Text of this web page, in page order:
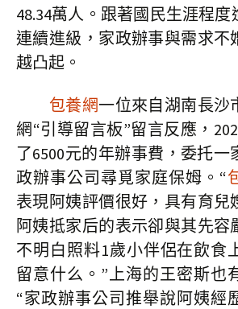
48.34萬人。跟著國民生涯程
連續進級，家政辦事與需求不
越凸起。
包養網一位來自湖南長沙
網“引導留言板”留言反應，
了6500元的年辦事費，委托一
政辦事公司尋覓家庭保姆。“
表現阿姨評價很好，具有育兒
阿姨抵家后的表示卻與其先容
不明白照料1歲小伴侶在飲食
留意什么。”上海的王密斯也
“家政辦事公司推舉說阿姨經